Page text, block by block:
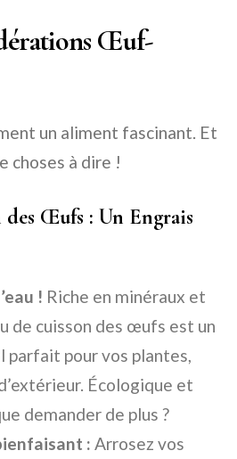
Œuf-
un aliment fascinant. Et
choses à dire !
des Œufs : Un Engrais
! Riche en minéraux et
de cuisson des œufs est un
parfait pour vos plantes,
Écologique et
demander de plus ?
: Arrosez vos